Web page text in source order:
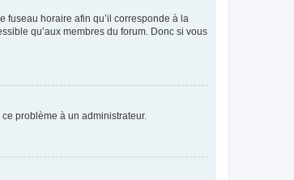
fuseau horaire afin qu’il corresponde à la
qu’aux membres du forum. Donc si vous
problème à un administrateur.